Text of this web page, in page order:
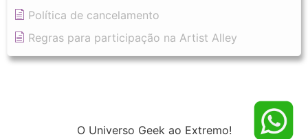
Política de cancelamento
Regras para participação na Artist Alley
O Universo Geek ao Extremo!